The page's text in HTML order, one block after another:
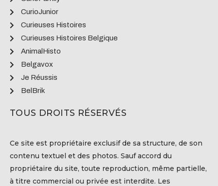
CurioJunior
Curieuses Histoires
Curieuses Histoires Belgique
AnimalHisto
Belgavox
Je Réussis
BelBrik
TOUS DROITS RÉSERVÉS
Ce site est propriétaire exclusif de sa structure, de son
contenu textuel et des photos. Sauf accord du
propriétaire du site, toute reproduction, même partielle,
à titre commercial ou privée est interdite. Les